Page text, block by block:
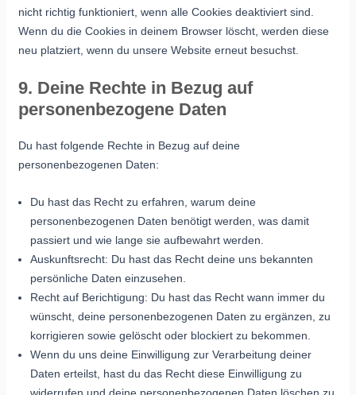
nicht richtig funktioniert, wenn alle Cookies deaktiviert sind.
Wenn du die Cookies in deinem Browser löscht, werden diese
neu platziert, wenn du unsere Website erneut besuchst.
9. Deine Rechte in Bezug auf
personenbezogene Daten
Du hast folgende Rechte in Bezug auf deine
personenbezogenen Daten:
Du hast das Recht zu erfahren, warum deine
personenbezogenen Daten benötigt werden, was damit
passiert und wie lange sie aufbewahrt werden.
Auskunftsrecht: Du hast das Recht deine uns bekannten
persönliche Daten einzusehen.
Recht auf Berichtigung: Du hast das Recht wann immer du
wünscht, deine personenbezogenen Daten zu ergänzen, zu
korrigieren sowie gelöscht oder blockiert zu bekommen.
Wenn du uns deine Einwilligung zur Verarbeitung deiner
Daten erteilst, hast du das Recht diese Einwilligung zu
widerrufen und deine personenbezogenen Daten löschen zu